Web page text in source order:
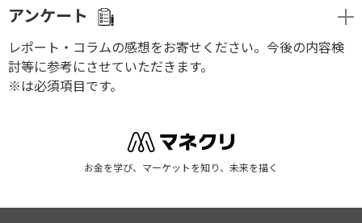
アンケート
レポート・コラムの感想をお寄せください。今後の内容検
討等に参考にさせていただきます。
※は必須項目です。
お金を学び、マーケットを知り、未来を描く